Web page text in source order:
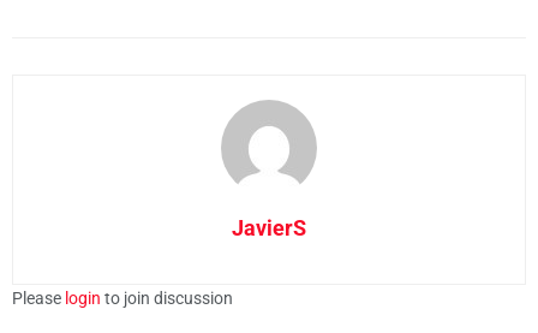
JavierS
Please login to join discussion